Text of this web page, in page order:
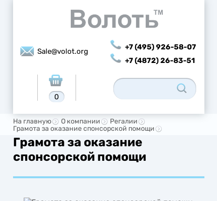
Sale@volot.org
+7 (495) 926-58-07
+7 (4872) 26-83-51
0
На главную О компании
Регалии
Грамота за оказание спонсорской помощи
Грамота за оказание
спонсорской помощи